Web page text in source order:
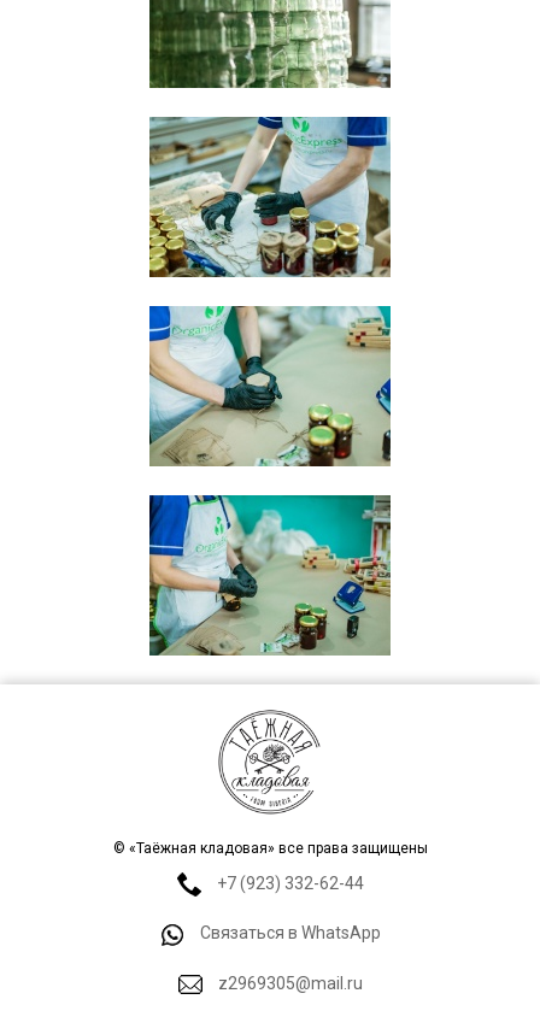
+7 (923) 332-62-44
Связаться в WhatsApp
z2969305@mail.ru
© «Таёжная кладовая» все права защищены